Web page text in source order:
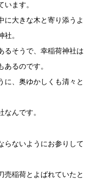
ます。
に大きな木と寄り添うよ
。
るそうで、幸稲荷神社は
あるのです。
に、奥ゆかしくも清々と
んです。
らないようにお参りして
売稲荷とよばれていたと